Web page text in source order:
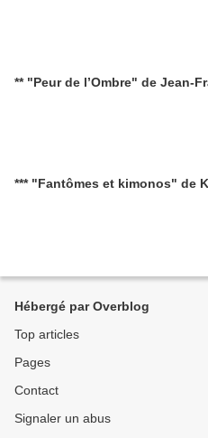
** "Peur de l’Ombre" de Jean-
*** "Fantômes et kimonos" de
Hébergé par Overblog
Top articles
Pages
Contact
Signaler un abus